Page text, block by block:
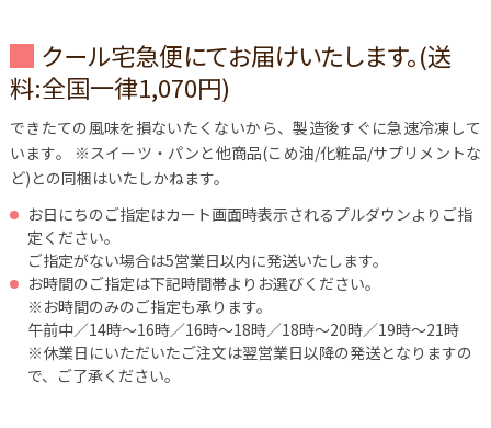
クール宅急便にてお届けいたします。(送
料:全国一律1,070円)
できたての風味を損ないたくないから、製造後すぐに急速冷凍して
います。
※スイーツ・パンと他商品(こめ油/化粧品/サプリメントな
ど)との同梱はいたしかねます。
お日にちのご指定はカート画面時表示されるプルダウンよりご指
定ください。
ご指定がない場合は5営業日以内に発送いたします。
お時間のご指定は下記時間帯よりお選びください。
※お時間のみのご指定も承ります。
午前中／14時～16時／16時～18時／18時～20時／19時～21時
※休業日にいただいたご注文は翌営業日以降の発送となりますの
で、ご了承ください。